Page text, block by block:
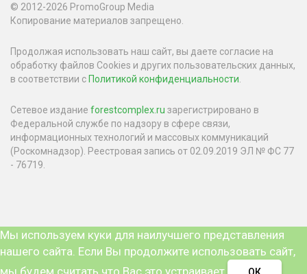
© 2012-2026 PromoGroup Media
Копирование материалов запрещено.
Продолжая использовать наш сайт, вы даете согласие на
обработку файлов Cookies и других пользовательских данных,
в соответствии с Политикой конфиденциальности
Сетевое издание forestcomplex.ru зарегистрировано в
Федеральной службе по надзору в сфере связи,
информационных технологий и массовых коммуникаций
(Роскомнадзор). Реестровая запись от 02.09.2019 ЭЛ № ФС 77
- 76719.
Мы используем куки для наилучшего представления
нашего сайта. Если Вы продолжите использовать сайт,